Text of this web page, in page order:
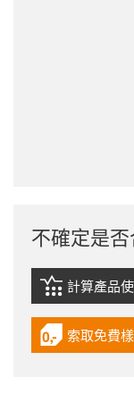
不確定是否
igus-icon-
計算產品
igus-icon-
索取免費